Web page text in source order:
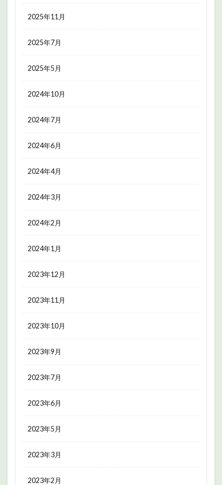
2025年11月
2025年7月
2025年5月
2024年10月
2024年7月
2024年6月
2024年4月
2024年3月
2024年2月
2024年1月
2023年12月
2023年11月
2023年10月
2023年9月
2023年7月
2023年6月
2023年5月
2023年3月
2023年2月